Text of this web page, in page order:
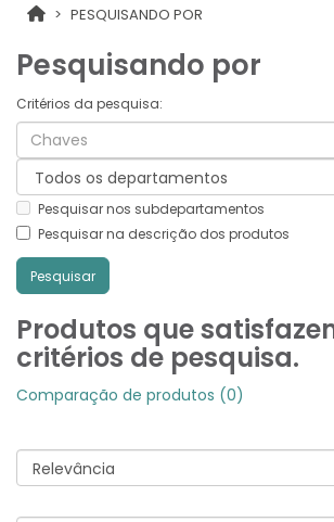
PESQUISANDO POR
Pesquisando por
Critérios da pesquisa:
Pesquisar nos subdepartamentos
Pesquisar na descrição dos produtos
Produtos que
critérios de pesquisa.
Comparação de produtos (0)